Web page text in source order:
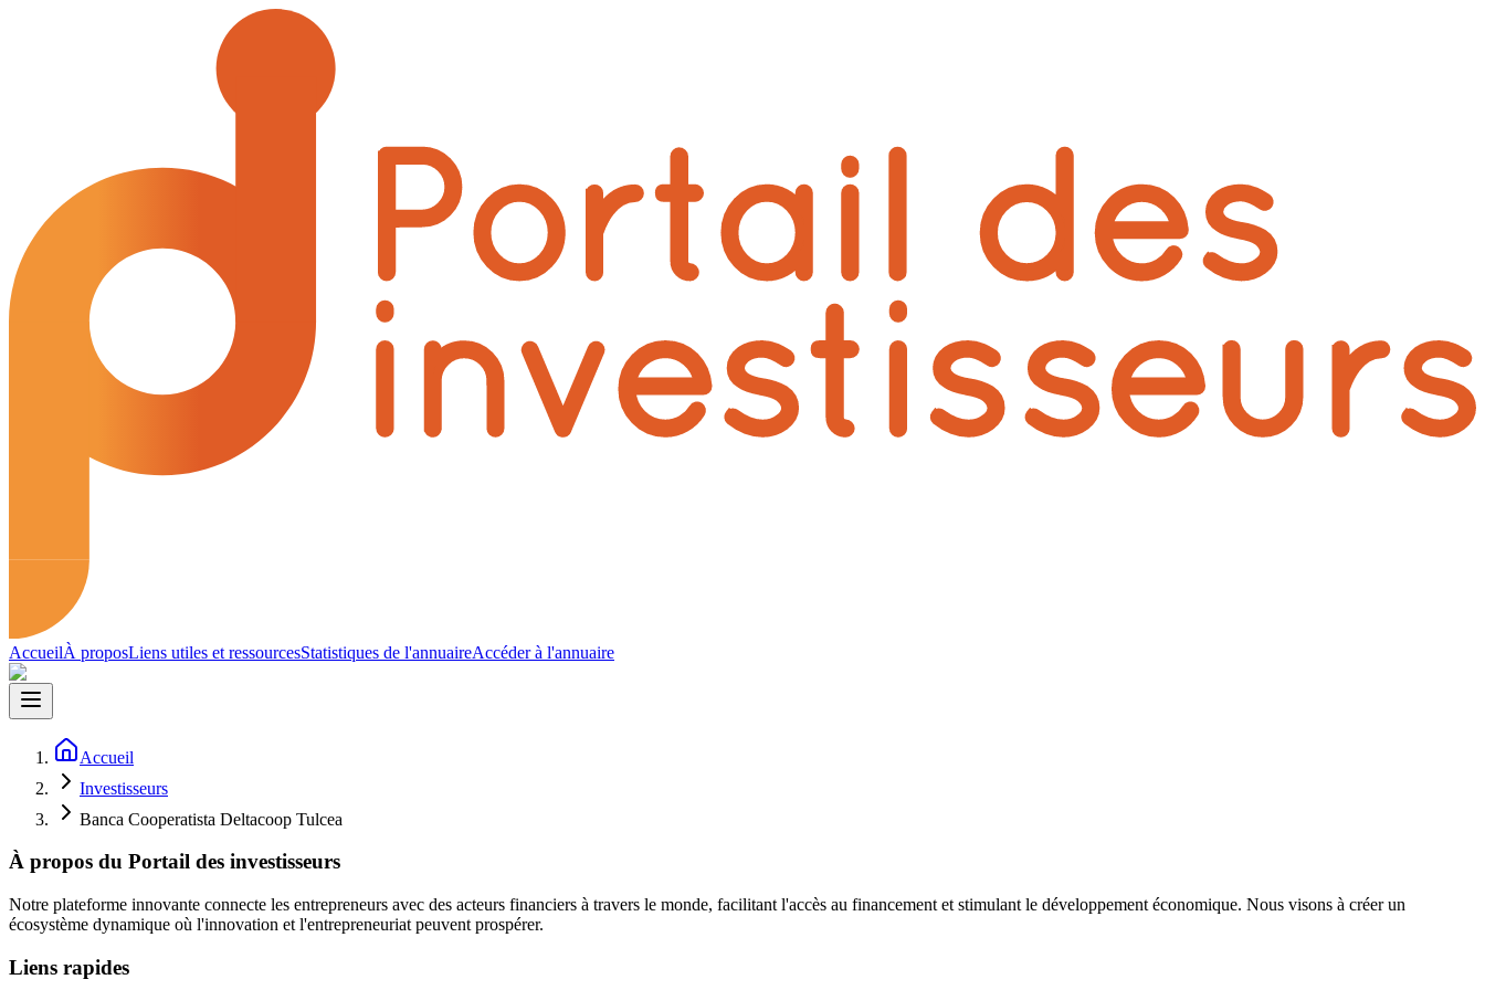
AccueilÀ proposLiens utiles et ressourcesStatistiques de l'annuaireAccéder à l'annuaire
Accueil
Investisseurs
Banca Cooperatista Deltacoop Tulcea
À propos du Portail des investisseurs
Notre plateforme innovante connecte les entrepreneurs avec des acteurs financiers à travers le monde, facilitant l'accès au financement et stimulant le développement économique. Nous visons à créer un
écosystème dynamique où l'innovation et l'entrepreneuriat peuvent prospérer.
Liens rapides